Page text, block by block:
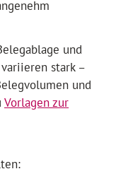
und
stark –
und
Vorlagen zur